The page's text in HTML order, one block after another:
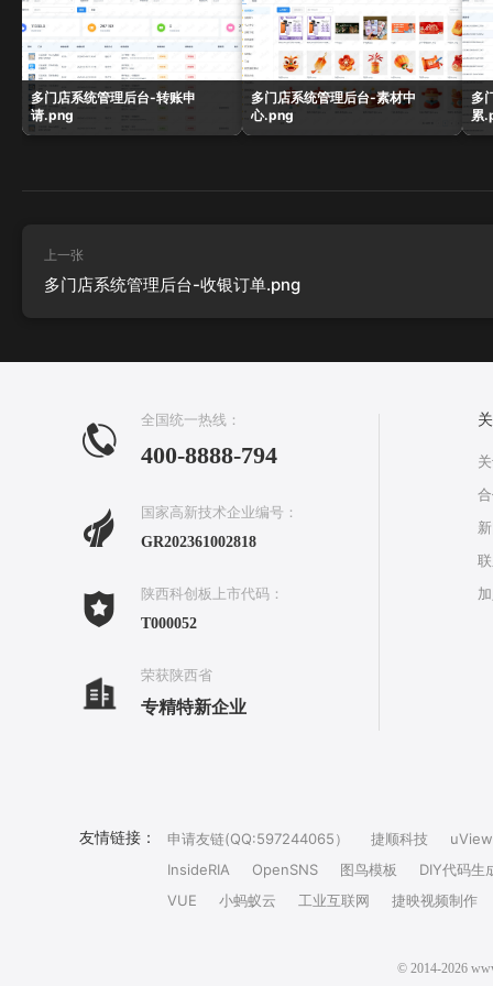
多门店系统管理后台-转账申
请.png
多门店系统管理后台-素材中
心.png
多
累
上一张
多门店系统管理后台-收银订单.png
全国统一热线：
400-8888-794
国家高新技术企业编号：
GR202361002818
陕西科创板上市代码：
T000052
荣获陕西省
专精特新企业
友情链接： 申请友链(QQ:597244065） 捷顺科技
uView
InsideRIA
OpenSNS 图鸟模板
DIY代码生
VUE
小蚂蚁云 工业互联网 捷映视频制作
© 2014-2026